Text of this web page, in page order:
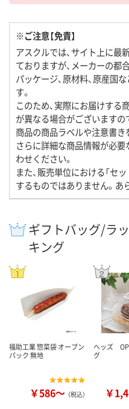
※ご注意【免責】
アスクルでは、サイト上に最
ておりますが、メーカーの都合
パッケージ、原材料、原産国
す。
このため、実際にお届けする
が異なる場合がございますの
商品の商品ラベルや注意書き
さらに詳細な商品情報が必要
わせください。
また、販売単位における「セ
するものではありません。あ
ギフトバッグ/ラ
キング
福助工業 惣菜袋 オープン
パック 無地
￥586～ （税込）
ヘッズ
グ
￥